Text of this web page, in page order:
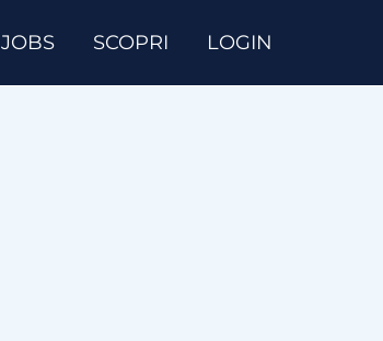
JOBS SCOPRI LOGIN